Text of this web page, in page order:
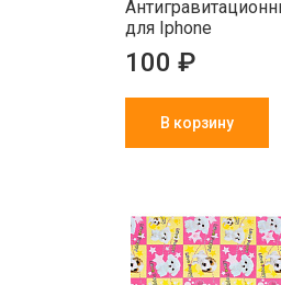
для Iphоnе
100 ₽
В корзину